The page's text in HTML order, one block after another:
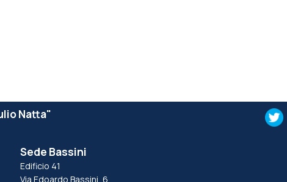
Natta"
Sede Bassini
Edificio 41
Via Edoardo Bassini, 6